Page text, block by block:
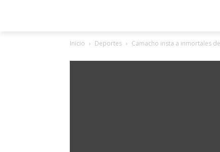
Inicio Deportes Camacho insta a inmortales